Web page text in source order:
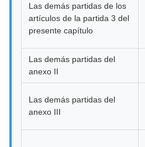
Las demás partidas de los
artículos de la partida 3 del
presente capítulo
Las demás partidas del
anexo II
Las demás partidas del
anexo III